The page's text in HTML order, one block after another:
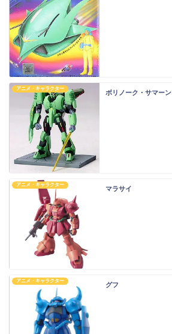
アニメ・キャラクター
ボリノーク・サマーン
アニメ・キャラクター
マラサイ
アニメ・キャラクター
グフ